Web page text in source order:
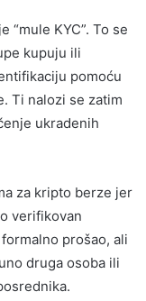
“mule KYC”. To se
kupuju ili
pomoću
Ti nalozi se zatim
ukradenih
za kripto berze jer
verifikovan
prošao, ali
druga osoba ili